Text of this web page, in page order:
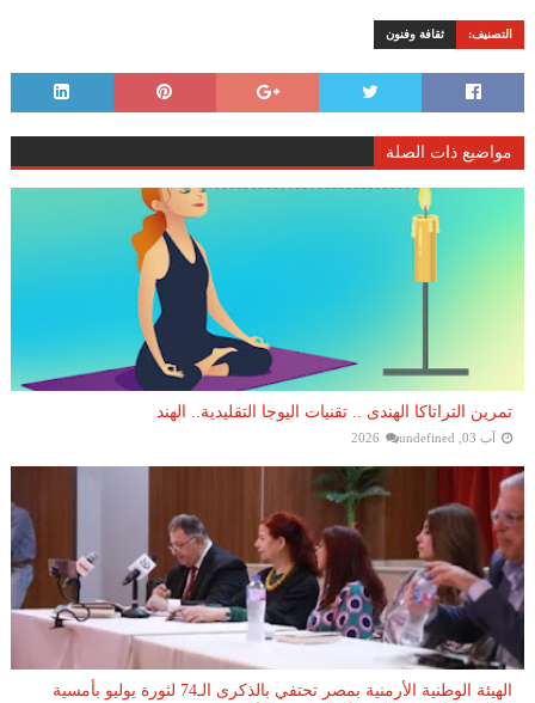
التصنيف: ثقافة وفنون
مواضيع ذات الصلة
تمرين التراتاكا الهندى .. تقنيات اليوجا التقليدية.. الهند
آب 03, 2026 undefined
الهيئة الوطنية الأرمنية بمصر تحتفي بالذكرى الـ74 لثورة يوليو بأمسية